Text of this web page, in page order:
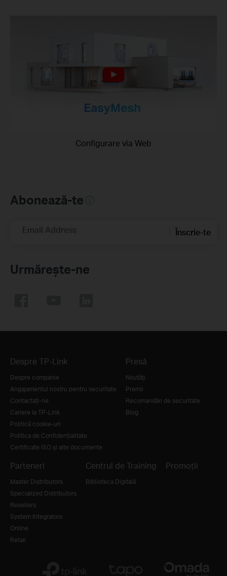
Configurare via Web
Abonează-te
Email Address Înscrie-te
Urmărește-ne
Despre TP-Link
Despre companie
Angajamentul nostru pentru securitate
Contactați-ne
Cariere la TP-Link
Politică cookie-uri
Politica de Confidențialitate
Certificate ISO și alte documente
Presă
Noutăţi
Premii
Recomandări de securitate
Blog
Parteneri
Master Distributors
Specialized Distributors
Resellers
System Integrators
Online
Retail
Centrul de Training
Biblioteca Digitală
Promoții